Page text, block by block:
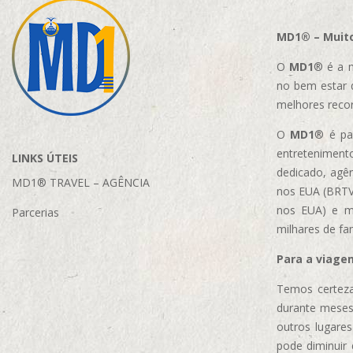
LINKS ÚTEIS
MD1® TRAVEL – AGÊNCIA
Parcerias
MD1® –
O MD1® é a
no bem estar
melhores
O MD1® é
dedicado,
nos EUA
nos EUA) e
milhares de
Para a
Temos
durante
outros
pode diminuir